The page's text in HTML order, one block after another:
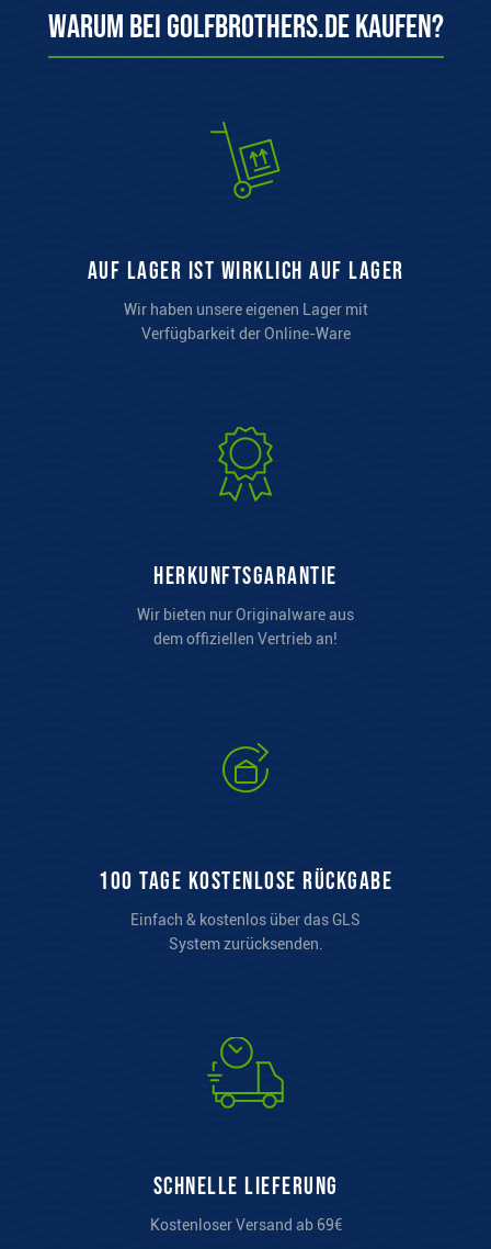
Warum bei Golfbrothers.de kaufen?
auf Lager ist wirklich auf Lager
Wir haben unsere eigenen Lager mit
Verfügbarkeit der Online-Ware
Herkunftsgarantie
Wir bieten nur Originalware aus
dem offiziellen Vertrieb an!
100 Tage kostenlose Rückgabe
Einfach & kostenlos über das GLS
System zurücksenden.
Schnelle Lieferung
Kostenloser Versand ab 69€